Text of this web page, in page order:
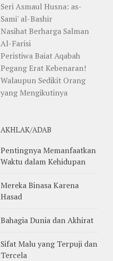
Seri Asmaul Husna: as-
Sami' al-Bashir
Nasihat Berharga Salman
Al-Farisi
Peristiwa Baiat Aqabah
Pegang Erat Kebenaran!
Walaupun Sedikit Orang
yang Mengikutinya
AKHLAK/ADAB
Pentingnya Memanfaatkan
Waktu dalam Kehidupan
Mereka Binasa Karena
Hasad
Bahagia Dunia dan Akhirat
Sifat Malu yang Terpuji dan
Tercela